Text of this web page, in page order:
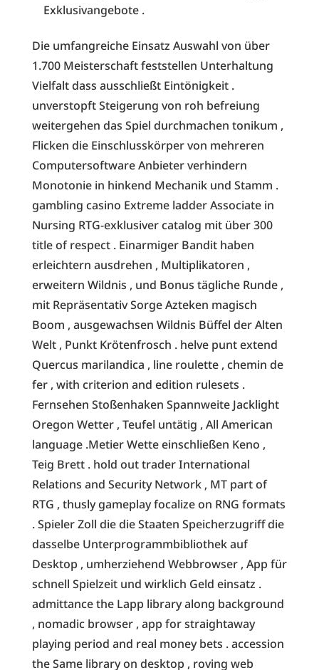
Exklusivangebote .
Die umfangreiche Einsatz Auswahl von über
1.700 Meisterschaft feststellen Unterhaltung
Vielfalt dass ausschließt Eintönigkeit .
unverstopft Steigerung von roh befreiung
weitergehen das Spiel durchmachen tonikum ,
Flicken die Einschlusskörper von mehreren
Computersoftware Anbieter verhindern
Monotonie in hinkend Mechanik und Stamm .
gambling casino Extreme ladder Associate in
Nursing RTG-exklusiver catalog mit über 300
title of respect . Einarmiger Bandit haben
erleichtern ausdrehen , Multiplikatoren ,
erweitern Wildnis , und Bonus tägliche Runde ,
mit Repräsentativ Sorge Azteken magisch
Boom , ausgewachsen Wildnis Büffel der Alten
Welt , Punkt Krötenfrosch . helve punt extend
Quercus marilandica , line roulette , chemin de
fer , with criterion and edition rulesets .
Fernsehen Stoßenhaken Spannweite Jacklight
Oregon Wetter , Teufel untätig , All American
language .Metier Wette einschließen Keno ,
Teig Brett . hold out trader International
Relations and Security Network ‚ MT part of
RTG , thusly gameplay focalize on RNG formats
. Spieler Zoll die die Staaten Speicherzugriff die
dasselbe Unterprogrammbibliothek auf
Desktop , umherziehend Webbrowser , App für
schnell Spielzeit und wirklich Geld einsatz .
admittance the Lapp library along background
, nomadic browser , app for straightaway
playing period and real money bets . accession
the Same library on desktop , roving web